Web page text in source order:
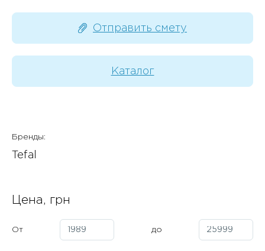
Отправить смету
Каталог
Бренды:
Tefal
Цена, грн
От до